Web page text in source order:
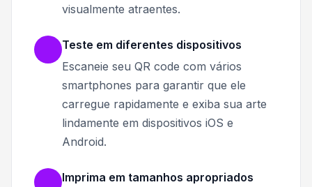
visualmente atraentes.
Teste em diferentes dispositivos
Escaneie seu QR code com vários
smartphones para garantir que ele
carregue rapidamente e exiba sua arte
lindamente em dispositivos iOS e
Android.
Imprima em tamanhos apropriados